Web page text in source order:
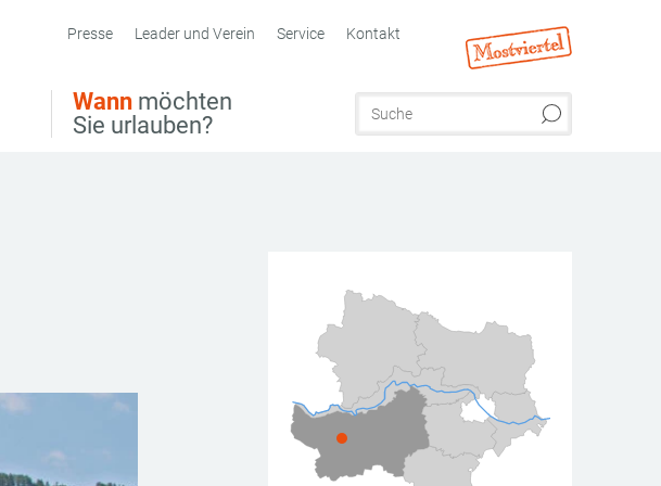
Wann möchten
Sie urlauben?
Presse Leader und Verein Service Kontakt